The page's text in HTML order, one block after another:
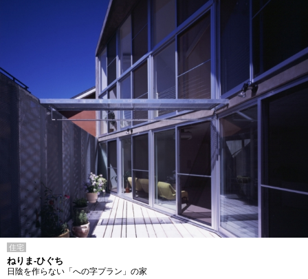
住宅
ねりま-ひぐち
日陰を作らない「への字プラン」の家